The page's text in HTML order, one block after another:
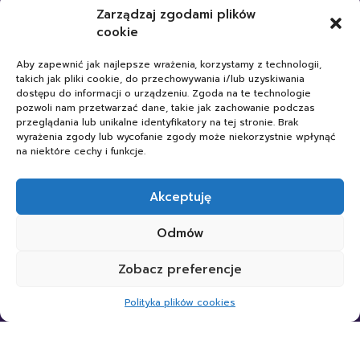
Zarządzaj zgodami plików
cookie
Aby zapewnić jak najlepsze wrażenia, korzystamy z technologii,
takich jak pliki cookie, do przechowywania i/lub uzyskiwania
dostępu do informacji o urządzeniu. Zgoda na te technologie
pozwoli nam przetwarzać dane, takie jak zachowanie podczas
przeglądania lub unikalne identyfikatory na tej stronie. Brak
wyrażenia zgody lub wycofanie zgody może niekorzystnie wpłynąć
na niektóre cechy i funkcje.
Akceptuję
Odmów
Zobacz preferencje
Polityka plików cookies
Statut Przedszkola
Standardy Ochrony Małoletnich
Polityka plików cookies
Przydatne linki